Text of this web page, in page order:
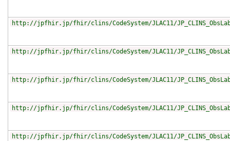
http://jpfhir.jp/fhir/clins/CodeSystem/JLAC11/
http://jpfhir.jp/fhir/clins/CodeSystem/JLAC11/
http://jpfhir.jp/fhir/clins/CodeSystem/JLAC11/
http://jpfhir.jp/fhir/clins/CodeSystem/JLAC11/
http://jpfhir.jp/fhir/clins/CodeSystem/JLAC11/